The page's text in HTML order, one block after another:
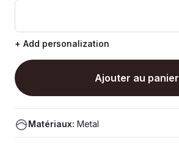
+ Add personalization
Ajouter au panier
Matériaux: Metal